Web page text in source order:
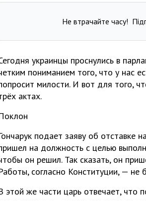
Не втрачайте часу!
украинцы проснулись в
пониманием того, что у нас
милости. И вот для того,
актах.
подает заяву об отставке
на должность с целью
он решил. Так сказать, он
согласно Конституции, — не
этой же части царь отвечает, что